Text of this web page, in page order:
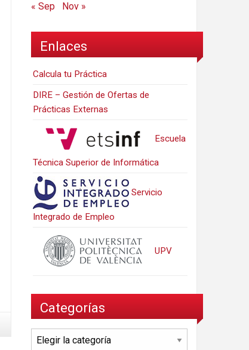
« Sep Nov »
Enlaces
Calcula tu Práctica
DIRE – Gestión de Ofertas de
Prácticas Externas
Escuela
Técnica Superior de Informática
Servicio
Integrado de Empleo
UPV
Categorías
Categorías